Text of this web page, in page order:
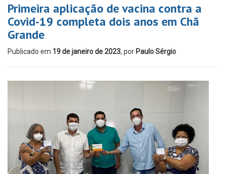
Primeira aplicação de vacina contra a
Covid-19 completa dois anos em Chã
Grande
Publicado em 19 de janeiro de 2023, por Paulo Sérgio